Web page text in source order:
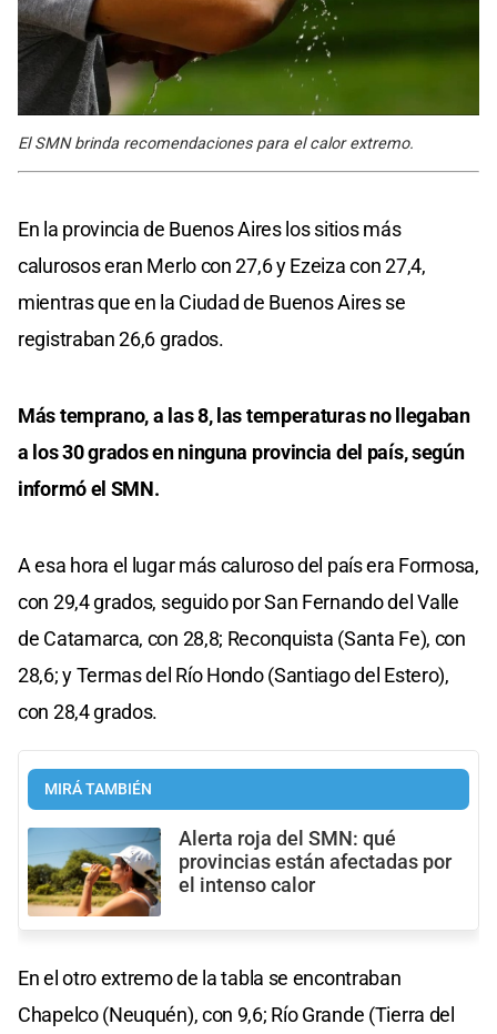
El SMN brinda recomendaciones para el calor extremo.
En la provincia de Buenos Aires los sitios más
calurosos eran Merlo con 27,6 y Ezeiza con 27,4,
mientras que en la Ciudad de Buenos Aires se
registraban 26,6 grados.
Más temprano, a las 8, las temperaturas no llegaban
a los 30 grados en ninguna provincia del país, según
informó el SMN.
A esa hora el lugar más caluroso del país era Formosa,
con 29,4 grados, seguido por San Fernando del Valle
de Catamarca, con 28,8; Reconquista (Santa Fe), con
28,6; y Termas del Río Hondo (Santiago del Estero),
con 28,4 grados.
MIRÁ TAMBIÉN
Alerta roja del SMN: qué
provincias están afectadas por
el intenso calor
En el otro extremo de la tabla se encontraban
Chapelco (Neuquén), con 9,6; Río Grande (Tierra del